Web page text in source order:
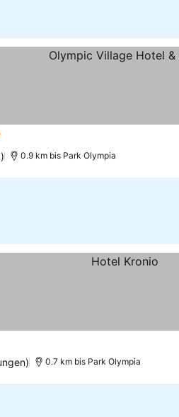
0.9 km bis Park Olympia
0.7 km bis Park Olympia